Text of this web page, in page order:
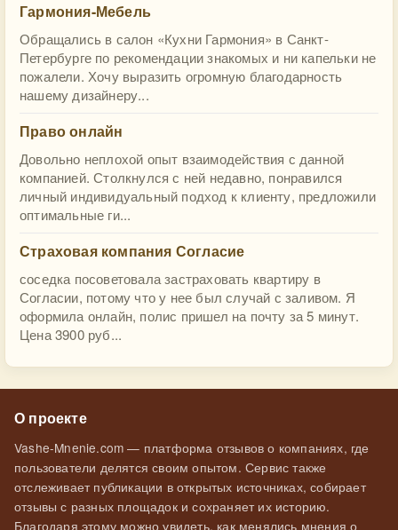
Гармония-Мебель
Обращались в салон «Кухни Гармония» в Санкт-
Петербурге по рекомендации знакомых и ни капельки не
пожалели. Хочу выразить огромную благодарность
нашему дизайнеру...
Право онлайн
Довольно неплохой опыт взаимодействия с данной
компанией. Столкнулся с ней недавно, понравился
личный индивидуальный подход к клиенту, предложили
оптимальные ги...
Страховая компания Согласие
соседка посоветовала застраховать квартиру в
Согласии, потому что у нее был случай с заливом. Я
оформила онлайн, полис пришел на почту за 5 минут.
Цена 3900 руб...
О проекте
Vashe-Mnenie.com — платформа отзывов о компаниях, где
пользователи делятся своим опытом. Сервис также
отслеживает публикации в открытых источниках, собирает
отзывы с разных площадок и сохраняет их историю.
Благодаря этому можно увидеть, как менялись мнения о